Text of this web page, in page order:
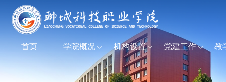
首页 学院概况 机构设置 党建工作 教